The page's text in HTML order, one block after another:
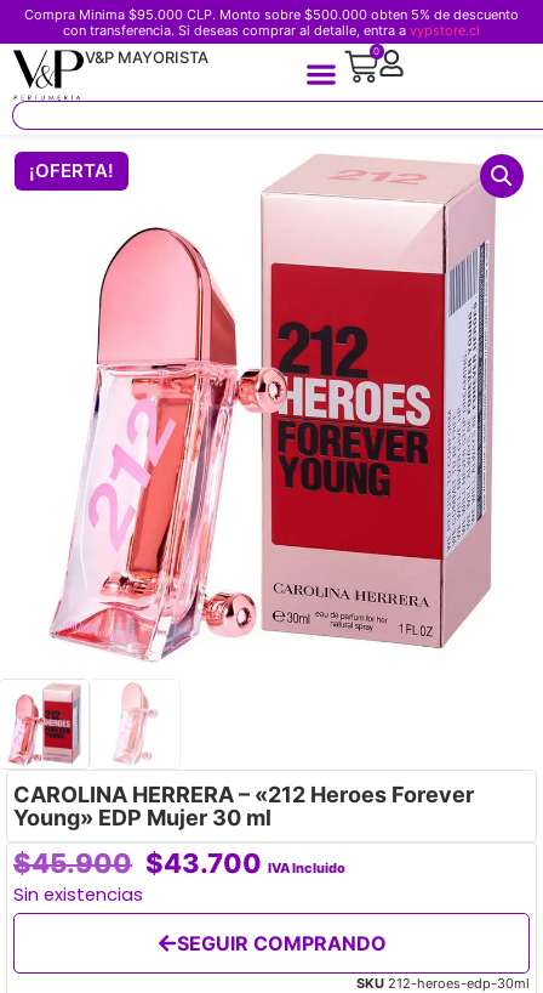
Compra Minima $95.000 CLP. Monto sobre $500.000 obten 5% de descuento
con transferencia. Si deseas comprar al detalle, entra a vypstore.cl
V&P MAYORISTA 0
¡OFERTA!
CAROLINA HERRERA – «212 Heroes Forever
Young» EDP Mujer 30 ml
$45.900 $43.700 IVA Incluido
Sin existencias
SEGUIR COMPRANDO
SKU 212-heroes-edp-30ml